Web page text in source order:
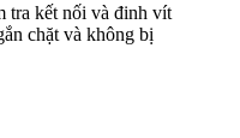
tra kết nối và đinh vít
chặt và không bị